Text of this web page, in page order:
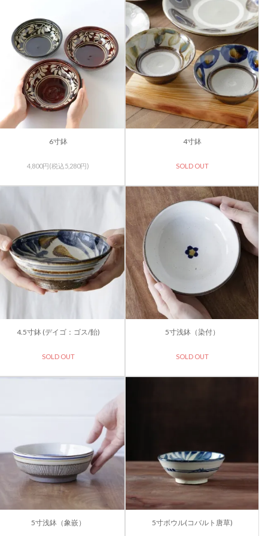
6寸鉢
4,800円(税込5,280円)
4寸鉢
SOLD OUT
4.5寸鉢 (デイゴ：ゴス/飴)
SOLD OUT
5寸浅鉢（染付）
SOLD OUT
5寸浅鉢（象嵌） 5寸ボウル(コバルト唐草)